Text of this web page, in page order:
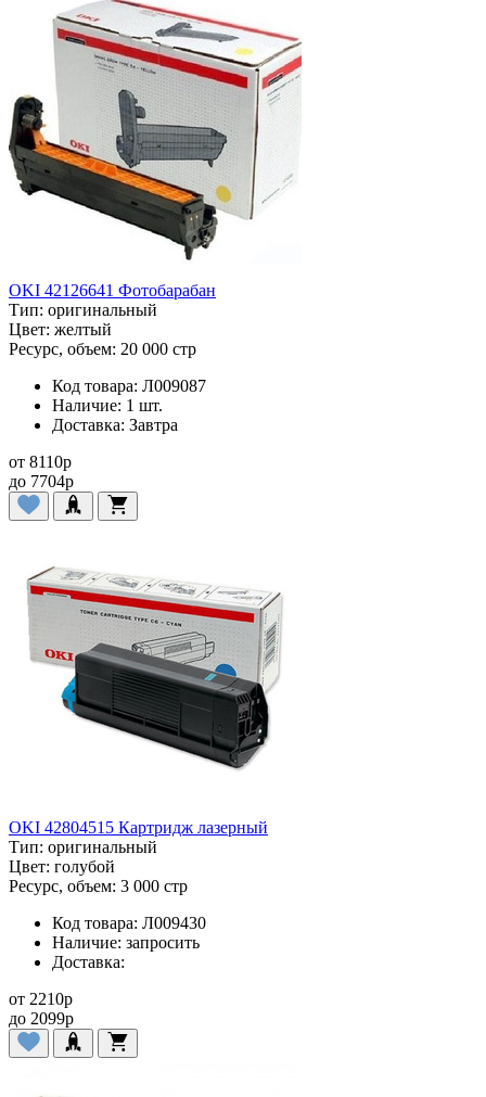
OKI 42126641 Фотобарабан
Тип: оригинальный
Цвет: желтый
Ресурс, объем: 20 000 стр
Код товара: Л009087
Наличие: 1 шт.
Доставка: Завтра
от 8110p
до 7704p
OKI 42804515 Картридж лазерный
Тип: оригинальный
Цвет: голубой
Ресурс, объем: 3 000 стр
Код товара: Л009430
Наличие: запросить
Доставка:
от 2210p
до 2099p